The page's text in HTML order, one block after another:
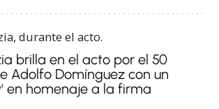
brilla en el acto por el 50
Adolfo Domínguez con un
en homenaje a la firma